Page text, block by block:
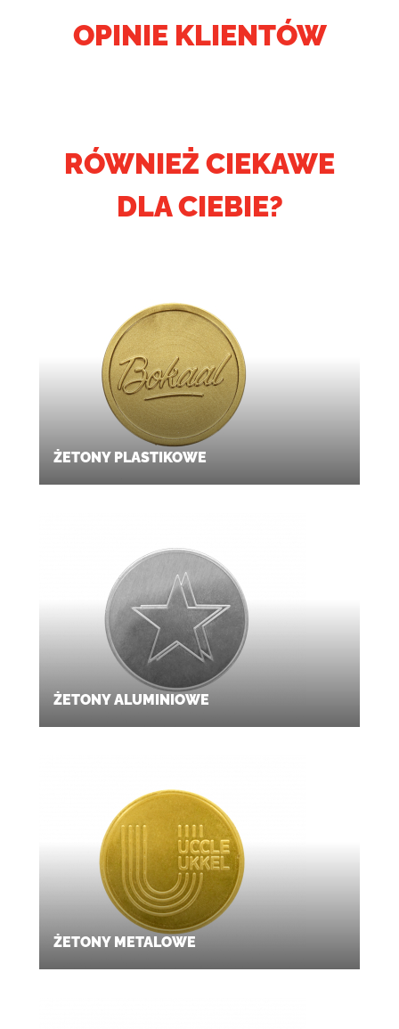
OPINIE KLIENTÓW
RÓWNIEŻ CIEKAWE
DLA CIEBIE?
ŻETONY PLASTIKOWE
ŻETONY ALUMINIOWE
ŻETONY METALOWE